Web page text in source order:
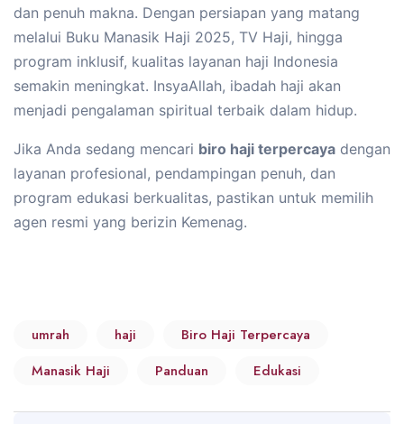
dan penuh makna. Dengan persiapan yang matang
melalui Buku Manasik Haji 2025, TV Haji, hingga
program inklusif, kualitas layanan haji Indonesia
semakin meningkat. InsyaAllah, ibadah haji akan
menjadi pengalaman spiritual terbaik dalam hidup.
Jika Anda sedang mencari biro haji terpercaya dengan
layanan profesional, pendampingan penuh, dan
program edukasi berkualitas, pastikan untuk memilih
agen resmi yang berizin Kemenag.
umrah haji
Biro Haji Terpercaya
Manasik Haji
Panduan Edukasi